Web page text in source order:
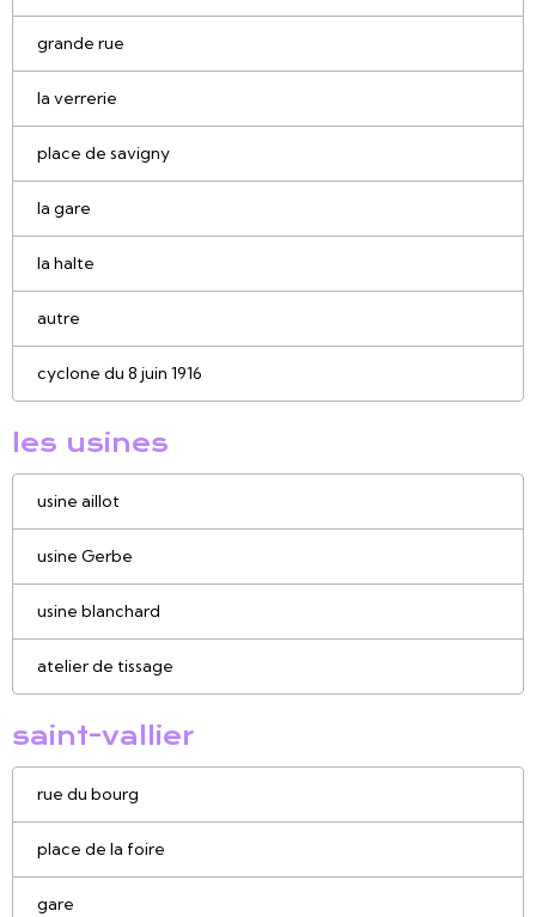
grande rue
la verrerie
place de savigny
la gare
la halte
autre
cyclone du 8 juin 1916
les usines
usine aillot
usine Gerbe
usine blanchard
atelier de tissage
saint-vallier
rue du bourg
place de la foire
gare